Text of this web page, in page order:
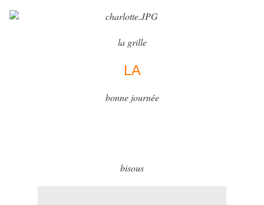
la grille
LA
bonne journée
bisous